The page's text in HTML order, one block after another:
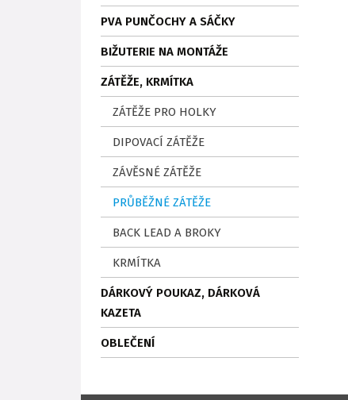
PVA PUNČOCHY A SÁČKY
BIŽUTERIE NA MONTÁŽE
ZÁTĚŽE, KRMÍTKA
ZÁTĚŽE PRO HOLKY
DIPOVACÍ ZÁTĚŽE
ZÁVĚSNÉ ZÁTĚŽE
PRŮBĚŽNÉ ZÁTĚŽE
BACK LEAD A BROKY
KRMÍTKA
DÁRKOVÝ POUKAZ, DÁRKOVÁ
KAZETA
OBLEČENÍ